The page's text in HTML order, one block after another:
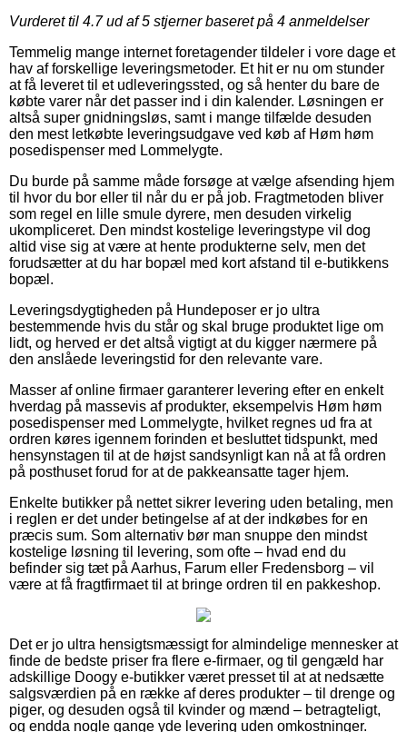
Vurderet til 4.7ud af 5 stjerner baseret på 4 anmeldelser
Temmelig mange internet foretagender tildeler i vore dage et
hav af forskellige leveringsmetoder. Et hit er nu om stunder
at få leveret til et udleveringssted, og så henter du bare de
købte varer når det passer ind i din kalender. Løsningen er
altså super gnidningsløs, samt i mange tilfælde desuden
den mest letkøbte leveringsudgave ved køb af Høm høm
posedispenser med Lommelygte.
Du burde på samme måde forsøge at vælge afsending hjem
til hvor du bor eller til når du er på job. Fragtmetoden bliver
som regel en lille smule dyrere, men desuden virkelig
ukompliceret. Den mindst kostelige leveringstype vil dog
altid vise sig at være at hente produkterne selv, men det
forudsætter at du har bopæl med kort afstand til e-butikkens
bopæl.
Leveringsdygtigheden på Hundeposer er jo ultra
bestemmende hvis du står og skal bruge produktet lige om
lidt, og herved er det altså vigtigt at du kigger nærmere på
den anslåede leveringstid for den relevante vare.
Masser af online firmaer garanterer levering efter en enkelt
hverdag på massevis af produkter, eksempelvis Høm høm
posedispenser med Lommelygte, hvilket regnes ud fra at
ordren køres igennem forinden et besluttet tidspunkt, med
hensynstagen til at de højst sandsynligt kan nå at få ordren
på posthuset forud for at de pakkeansatte tager hjem.
Enkelte butikker på nettet sikrer levering uden betaling, men
i reglen er det under betingelse af at der indkøbes for en
præcis sum. Som alternativ bør man snuppe den mindst
kostelige løsning til levering, som ofte – hvad end du
befinder sig tæt på Aarhus, Farum eller Fredensborg – vil
være at få fragtfirmaet til at bringe ordren til en pakkeshop.
Det er jo ultra hensigtsmæssigt for almindelige mennesker at
finde de bedste priser fra flere e-firmaer, og til gengæld har
adskillige Doogy e-butikker været presset til at at nedsætte
salgsværdien på en række af deres produkter – til drenge og
piger, og desuden også til kvinder og mænd – betragteligt,
og endda nogle gange yde levering uden omkostninger.